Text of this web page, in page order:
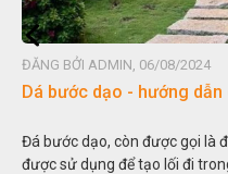
ĐĂNG BỞI ADMIN, 06/08/2024
Đá non bộ - cách lựa
Hòn non bộ được biết đến
thu nhỏ, đưa mô hình